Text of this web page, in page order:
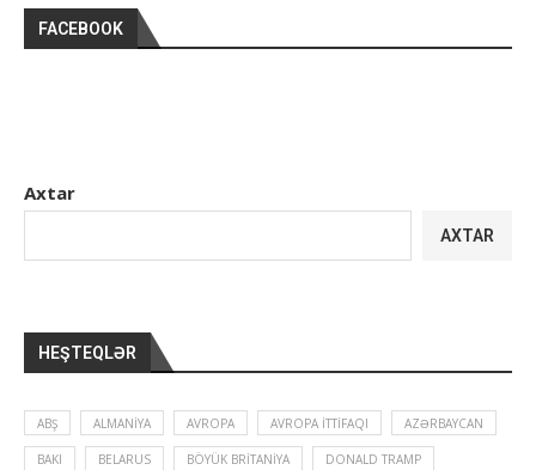
FACEBOOK
Axtar
AXTAR
HEŞTEQLƏR
ABŞ ALMANIYA AVROPA AVROPA İTTIFAQI AZƏRBAYCAN
BAKI BELARUS BÖYÜK BRITANIYA DONALD TRAMP